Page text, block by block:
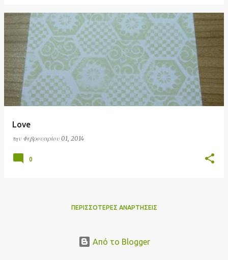
Love
την Φεβρουαρίου 01, 2014
0
ΠΕΡΙΣΣΌΤΕΡΕΣ ΑΝΑΡΤΉΣΕΙΣ
Από το Blogger